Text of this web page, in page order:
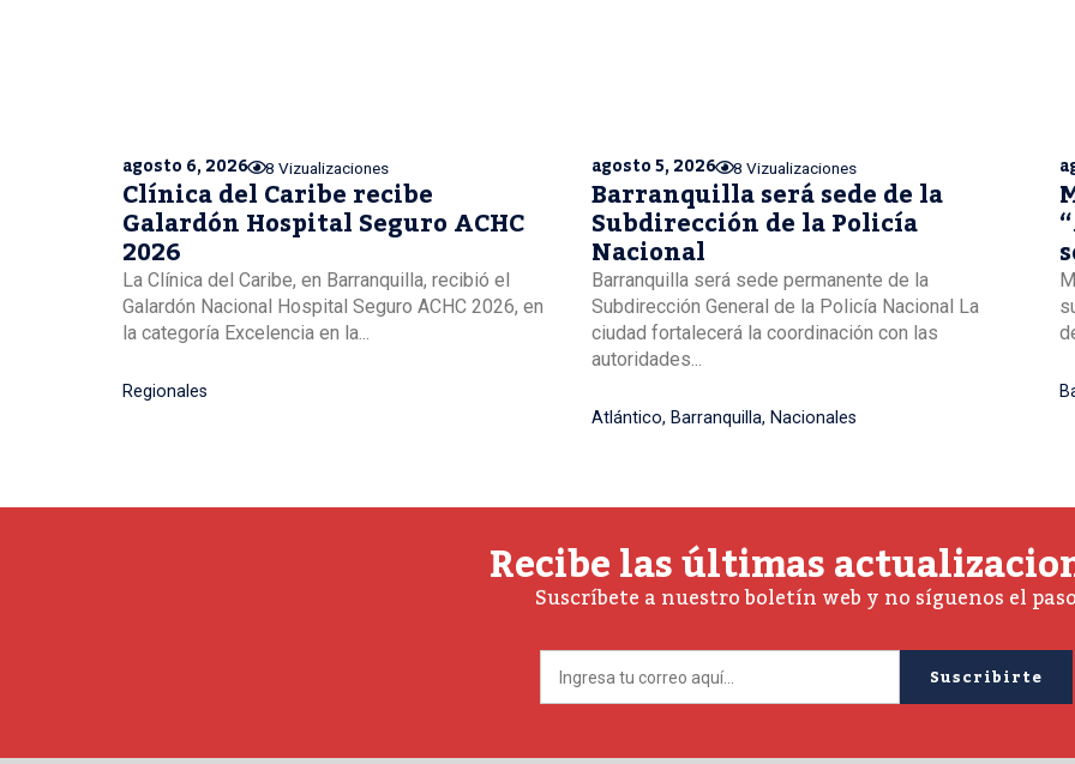
agosto 6, 2026 8 Vizualizaciones
Clínica del Caribe recibe
Galardón Hospital Seguro ACHC
2026
La Clínica del Caribe, en Barranquilla, recibió el
Galardón Nacional Hospital Seguro ACHC 2026, en
la categoría Excelencia en la...
Regionales
agosto 5, 2026 8 Vizualizaciones
Barranquilla será sede de la
Subdirección de la Policía
Nacional
Barranquilla será sede permanente de la
Subdirección General de la Policía Nacional La
ciudad fortalecerá la coordinación con las
autoridades...
Atlántico, Barranquilla, Nacionales
Recibe las últimas
Suscríbete a nuestro boletín web y no síguenos el paso